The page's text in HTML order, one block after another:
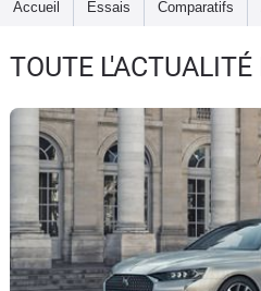
Essais
Guide
d'achat
Electriques
Utilitaires
Accueil Essais Comparatifs
TOUTE L'ACTUALITÉ